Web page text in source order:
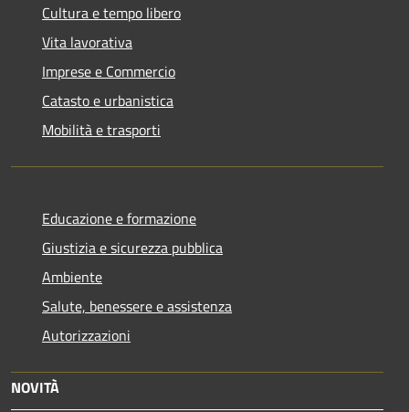
Cultura e tempo libero
Vita lavorativa
Imprese e Commercio
Catasto e urbanistica
Mobilità e trasporti
Educazione e formazione
Giustizia e sicurezza pubblica
Ambiente
Salute, benessere e assistenza
Autorizzazioni
NOVITÀ